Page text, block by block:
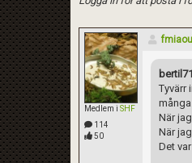
Medlem i SHF
114
50
fmiaou
Tyvärr
När
När
Det